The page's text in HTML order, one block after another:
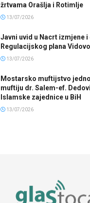
žrtvama Orašlja i Rotimlje
13/07/2026
Javni uvid u Nacrt izmjene i
Regulacijskog plana
13/07/2026
Mostarsko muftijstvo
muftiju dr. Salem-ef.
Islamske zajednice u BiH
13/07/2026